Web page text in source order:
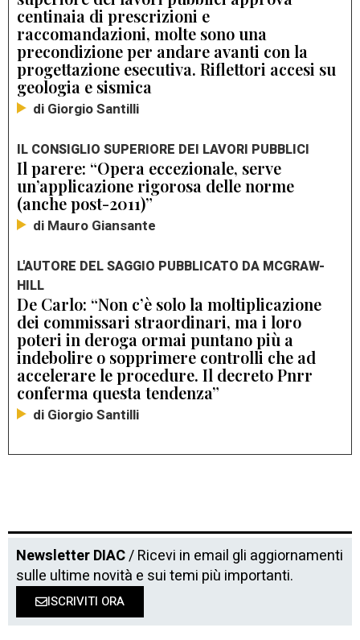
centinaia di prescrizioni e
raccomandazioni, molte sono una
precondizione per andare avanti con la
progettazione esecutiva. Riflettori accesi su
geologia e sismica
di Giorgio Santilli
IL CONSIGLIO SUPERIORE DEI LAVORI PUBBLICI
Il parere: “Opera eccezionale, serve
un’applicazione rigorosa delle norme
(anche post-2011)”
di Mauro Giansante
L'AUTORE DEL SAGGIO PUBBLICATO DA MCGRAW-
HILL
De Carlo: “Non c’è solo la moltiplicazione
dei commissari straordinari, ma i loro
poteri in deroga ormai puntano più a
indebolire o sopprimere controlli che ad
accelerare le procedure. Il decreto Pnrr
conferma questa tendenza”
di Giorgio Santilli
Newsletter DIAC/ Ricevi in email gli aggiornamenti
sulle ultime novità e sui temi più importanti.
ISCRIVITI ORA